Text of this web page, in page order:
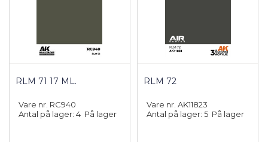
RLM 71 17 ML.
Vare nr. RC940
Antal på lager: 4 På lager
RLM 72
Vare nr. AK11823
Antal på lager: 5 På lager